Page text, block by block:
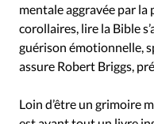
mentale aggravée par la
corollaires, lire la Bible
guérison émotionnelle,
assure Robert Briggs,
Loin d’être un grimoire